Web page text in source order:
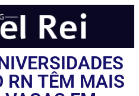
RN TÊM MAIS